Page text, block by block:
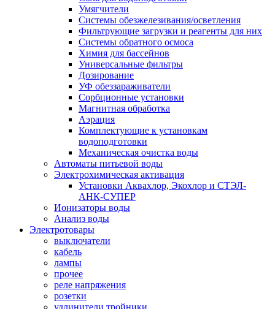
Умягчители
Системы обезжелезивания/осветления
Фильтрующие загрузки и реагенты для них
Системы обратного осмоса
Химия для бассейнов
Универсальные фильтры
Дозирование
УФ обеззараживатели
Сорбционные установки
Магнитная обработка
Аэрация
Комплектующие к установкам
водоподготовки
Механическая очистка воды
Автоматы питьевой воды
Электрохимическая активация
Установки Аквахлор, Экохлор и СТЭЛ-
АНК-СУПЕР
Ионизаторы воды
Анализ воды
Электротовары
выключатели
кабель
лампы
прочее
реле напряжения
розетки
удлинители,тройники